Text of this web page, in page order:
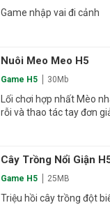
Game nhập vai đi cảnh
Nuôi Meo Meo H5
Game H5 30Mb
Lối chơi hợp nhất Mèo
rỗi và thao tác tay đơn
Cây Trồng Nổi Giận
Game H5 25MB
Triệu hồi cây trồng đột